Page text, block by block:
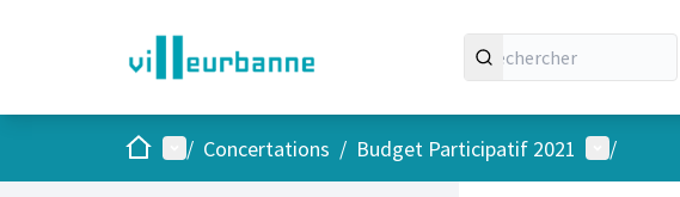
AccueilMenu principal
/ Concertations / Budget Participatif 2021 Menu
/